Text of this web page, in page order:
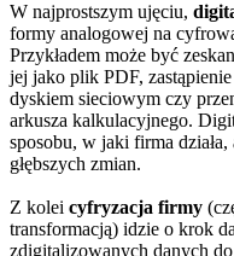
W najprostszym ujęciu,
formy analogowej na
Przykładem może być
jej jako plik PDF,
dyskiem sieciowym czy
arkusza kalkulacyjnego.
sposobu, w jaki firma
głębszych zmian.
Z kolei cyfryzacja firmy
transformacją) idzie o krok
zdigitalizowanych danych